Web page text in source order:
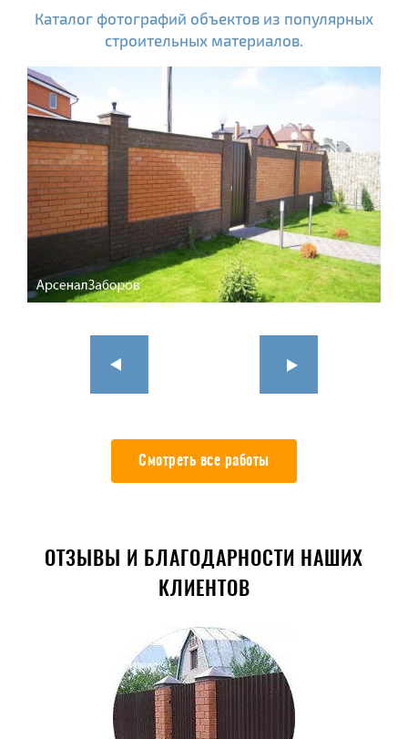
Каталог фотографий объектов из популярных
строительных материалов.
Смотреть все работы
ОТЗЫВЫ И БЛАГОДАРНОСТИ НАШИХ
КЛИЕНТОВ